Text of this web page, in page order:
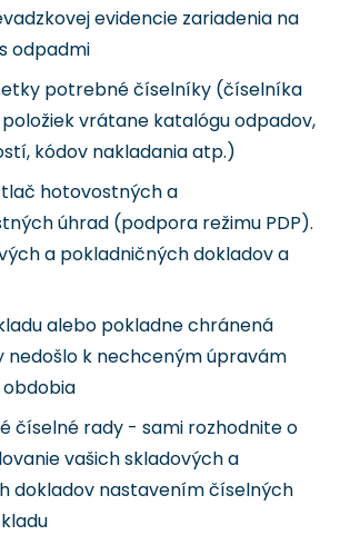
evidencie zariadenia na
odpadmi
potrebné číselníky (číselníka
vrátane katalógu odpadov,
kódov nakladania atp.)
hotovostných a
úhrad (podpora režimu PDP).
a pokladničných dokladov a
alebo pokladne chránená
nedošlo k nechceným úpravám
číselné rady - sami rozhodnite o
vašich skladových a
dokladov nastavením číselných